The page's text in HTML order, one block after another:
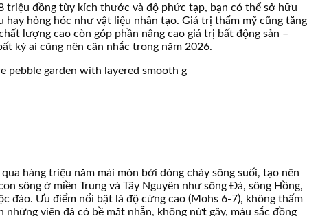
đồng tùy kích thước và độ phức tạp, bạn có thể sở hữu
hỏng hóc như vật liệu nhân tạo. Giá trị thẩm mỹ cũng tăng
lượng cao còn góp phần nâng cao giá trị bất động sản –
kỳ ai cũng nên cân nhắc trong năm 2026.
hàng triệu năm mài mòn bởi dòng chảy sông suối, tạo nên
sông ở miền Trung và Tây Nguyên như sông Đà, sông Hồng,
đáo. Ưu điểm nổi bật là độ cứng cao (Mohs 6-7), không thấm
viên đá có bề mặt nhẵn, không nứt gãy, màu sắc đồng